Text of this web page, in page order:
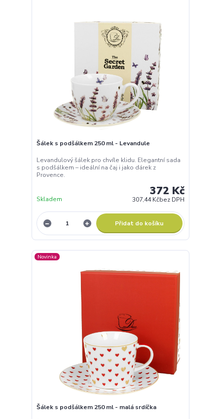
Šálek s podšálkem 250 ml - Levandule
Levandulový šálek pro chvíle klidu. Elegantní sada
s podšálkem – ideální na čaj i jako dárek z
Provence.
372 Kč
307,44 Kčbez DPH
Skladem
Přidat do košíku
Novinka
Šálek s podšálkem 250 ml - malá srdíčka